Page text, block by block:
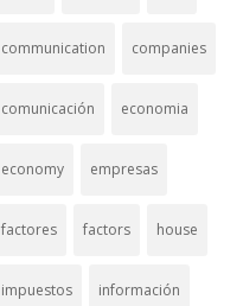
communication companies
comunicación economia
economy empresas
factores factors house
impuestos información